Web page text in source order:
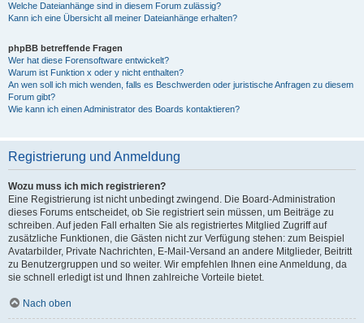
Welche Dateianhänge sind in diesem Forum zulässig?
Kann ich eine Übersicht all meiner Dateianhänge erhalten?
phpBB betreffende Fragen
Wer hat diese Forensoftware entwickelt?
Warum ist Funktion x oder y nicht enthalten?
An wen soll ich mich wenden, falls es Beschwerden oder juristische Anfragen zu diesem
Forum gibt?
Wie kann ich einen Administrator des Boards kontaktieren?
Registrierung und Anmeldung
Wozu muss ich mich registrieren?
Eine Registrierung ist nicht unbedingt zwingend. Die Board-Administration
dieses Forums entscheidet, ob Sie registriert sein müssen, um Beiträge zu
schreiben. Auf jeden Fall erhalten Sie als registriertes Mitglied Zugriff auf
zusätzliche Funktionen, die Gästen nicht zur Verfügung stehen: zum Beispiel
Avatarbilder, Private Nachrichten, E-Mail-Versand an andere Mitglieder, Beitritt
zu Benutzergruppen und so weiter. Wir empfehlen Ihnen eine Anmeldung, da
sie schnell erledigt ist und Ihnen zahlreiche Vorteile bietet.
Nach oben